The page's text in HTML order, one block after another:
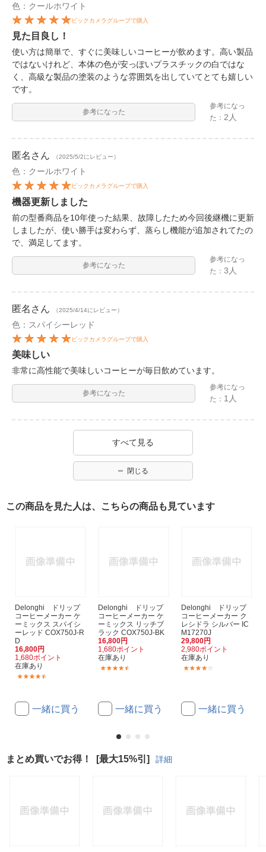
色：クールホワイト
ビックカメラグループで購入
見た目良し！
使い方は簡単で、すぐに美味しいコーヒーが飲めます。高い製品
ではないけれど、本体の色が安っぽいプラスチックの白ではな
く、高級な製品の塗装のような雰囲気を出していてとても嬉しい
です。
参考になった
参考になっ
た：2人
匿名 さん （2025/5/2にレビュー）
色：クールホワイト
ビックカメラグループで購入
機器更新しました
前の型番商品を10年使った結果、故障したため今回後継機に更新
しましたが、使い勝手は変わらず、蒸らし機能が追加されてたの
で、満足してます。
参考になった
参考になっ
た：3人
匿名 さん （2025/4/14にレビュー）
色：スパイシーレッド
ビックカメラグループで購入
美味しい
非常に高性能で美味しいコーヒーが毎日飲めています。
参考になった
参考になっ
た： 1人
すべて見る
閉じる
この商品を見た人は、こちらの商品も見ています
Delonghi ドリップ
コーヒーメーカー ケ
ーミックス スパイシ
ーレッド COX750J-R
D
16,800円
1,680ポイント
在庫あり
一緒に買う
Delonghi ドリップ
コーヒーメーカー ケ
ーミックス リッチブ
ラック COX750J-BK
16,800円
1,680ポイント
在庫あり
一緒に買う
Delonghi ドリップ
コーヒーメーカー ク
レシドラ シルバー IC
M17270J
29,800円
2,980ポイント
在庫あり
一緒に買う
まとめ買いでお得！ [最大15%引] 詳細